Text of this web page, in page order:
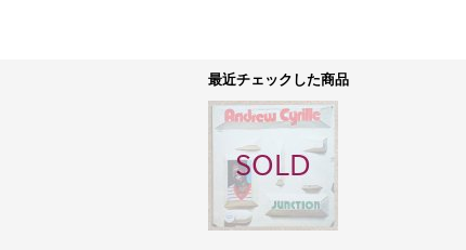
最近チェックした商品